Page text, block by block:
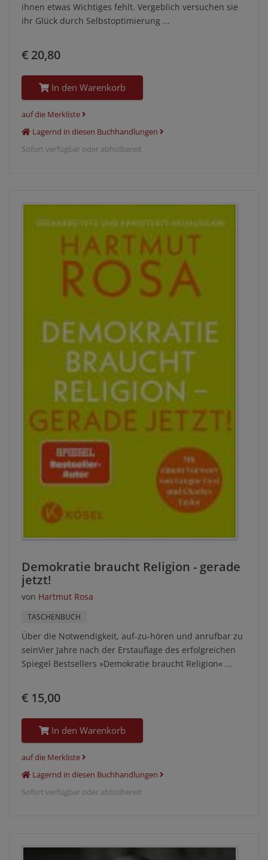
ihnen etwas Wichtiges fehlt. Vergeblich versuchen sie
ihr Glück durch Selbstoptimierung ...
€ 20,80
In den Warenkorb
auf die Merkliste
Lagernd in diesen Buchhandlungen
Sofort verfügbar oder abholbereit
Demokratie braucht Religion - gerade
jetzt!
von Hartmut Rosa
TASCHENBUCH
Über die Notwendigkeit, auf-zu-hören und anrufbar zu
seinVier Jahre nach der Erstauflage des erfolgreichen
Spiegel Bestsellers »Demokratie braucht Religion« ...
€ 15,00
In den Warenkorb
auf die Merkliste
Lagernd in diesen Buchhandlungen
Sofort verfügbar oder abholbereit